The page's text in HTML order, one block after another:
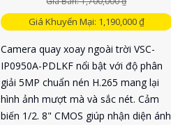
Giá Khuyến Mại: 1,190,000 ₫
Camera quay xoay ngoài trời VSC-
IP0950A-PDLKF nổi bật với độ phân
giải 5MP chuẩn nén H.265 mang lại
hình ảnh mượt mà và sắc nét. Cảm
biến 1/2. 8" CMOS giúp nhận diện ánh